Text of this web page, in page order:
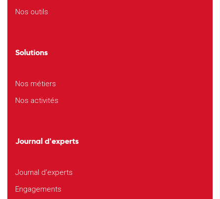
Nos outils
Solutions
Nos métiers
Nos activités
Journal d'experts
Journal d’experts
Engagements